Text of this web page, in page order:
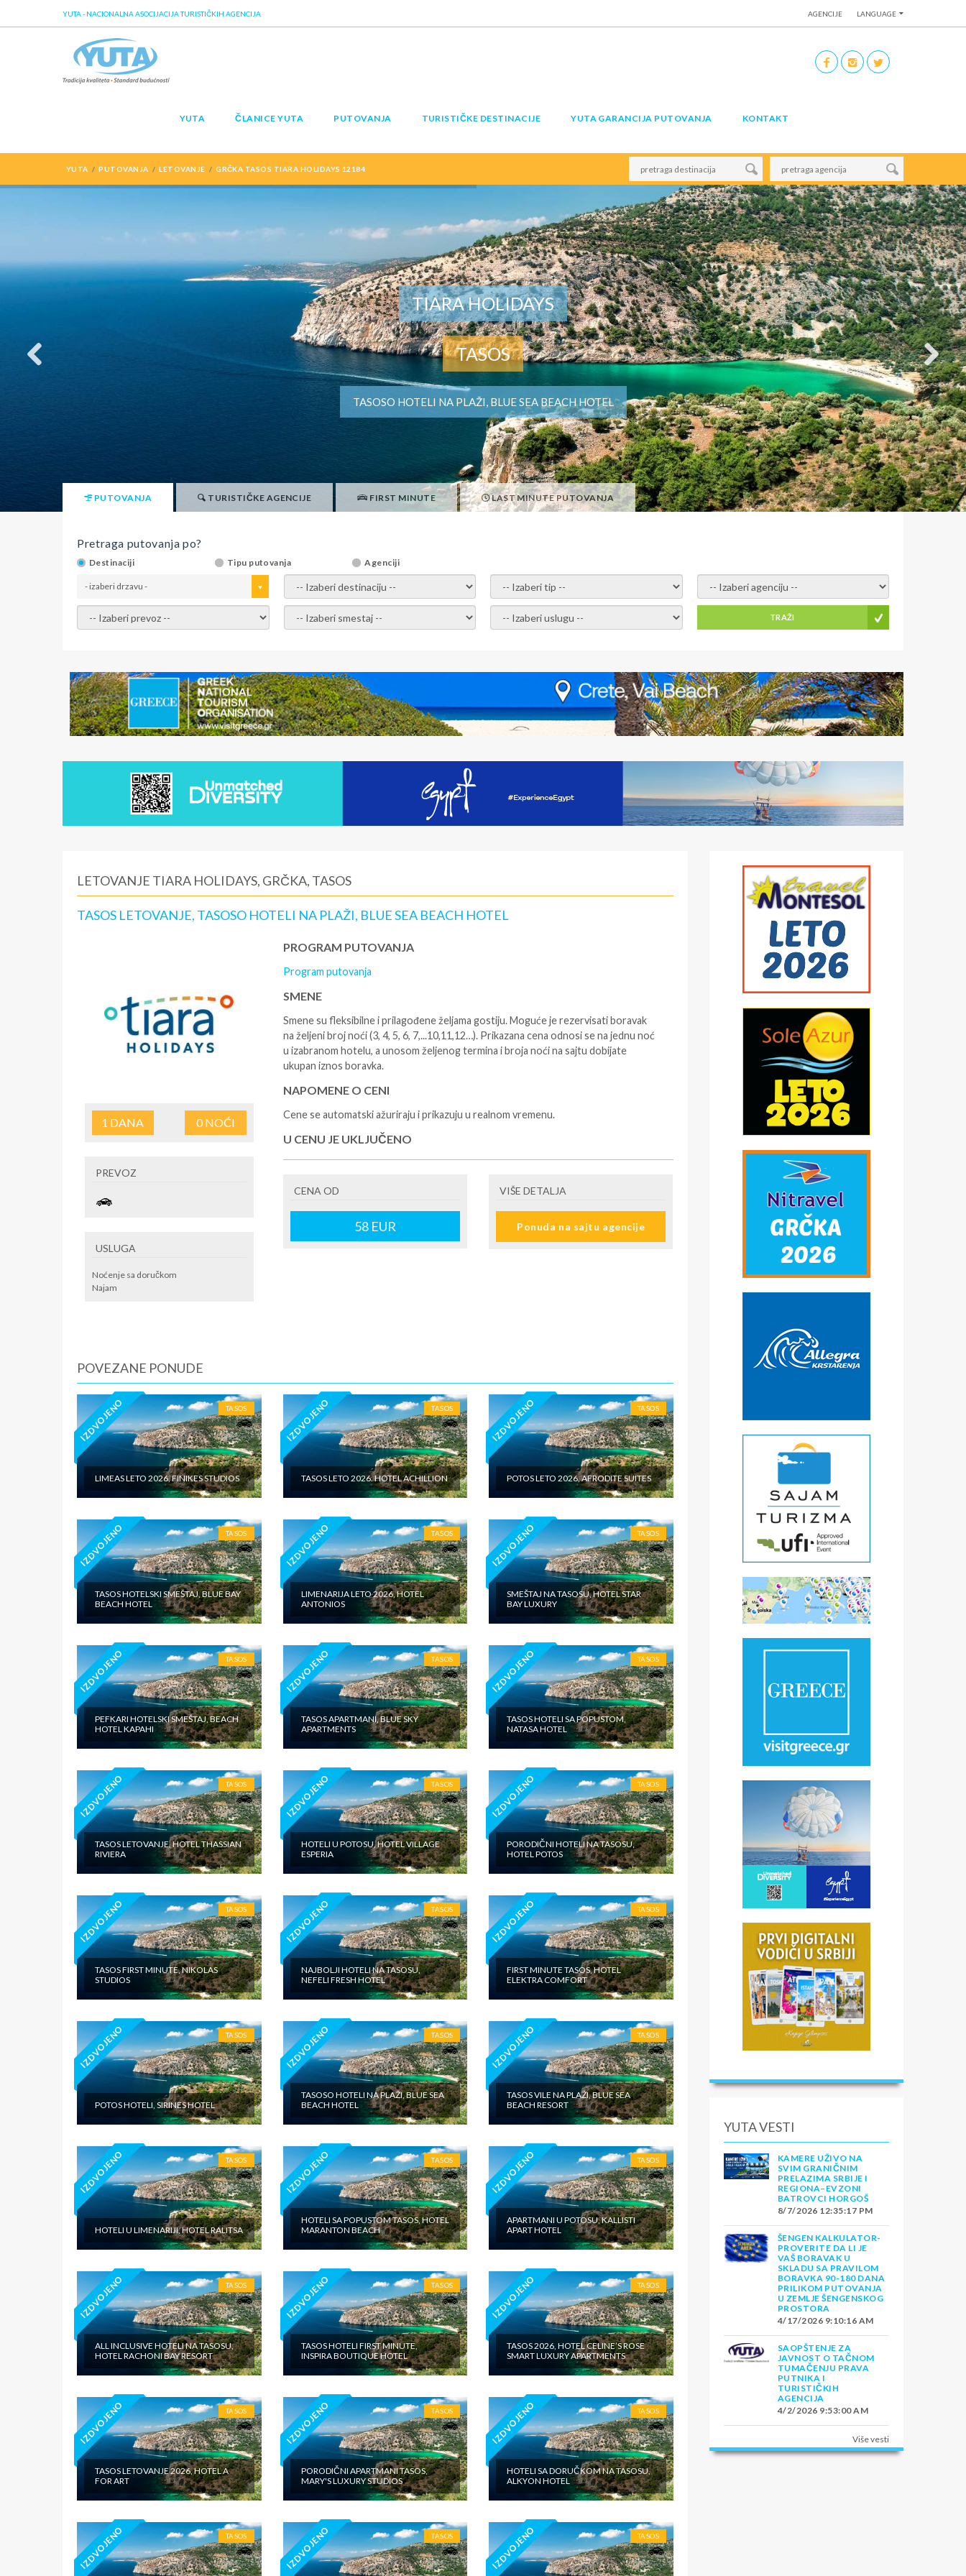
AGENCIJE LANGUAGE
YUTA - NACIONALNA ASOCIJACIJA TURISTIČKIH AGENCIJA
YUTA ČLANICE YUTA PUTOVANJA TURISTIČKE DESTINACIJE YUTA GARANCIJA PUTOVANJA KONTAKT
YUTA PUTOVANJA LETOVANJE GRČKA TASOS TIARA HOLIDAYS 12184
TIARA HOLIDAYS
TASOS
TASOSO HOTELI NA PLAŽI, BLUE SEA BEACH HOTEL
PUTOVANJA TURISTIČKE AGENCIJE FIRST MINUTE LAST MINUTE PUTOVANJA
Pretraga putovanja po?
Destinaciji Tipu putovanja Agenciji
- izaberi drzavu - - izaberi destinaciju - - izaberi tip - - izaberi agenciju -
- izaberi prevoz - - Izaberite smestaj - - Izaberite uslugu - TRAŽI
LETOVANJE TIARA HOLIDAYS, GRČKA, TASOS
TASOS LETOVANJE, TASOSO HOTELI NA PLAŽI, BLUE SEA BEACH HOTEL
1 DANA 0NOĆI
PREVOZ
USLUGA
Noćenje sa doručkom
Najam
PROGRAM PUTOVANJA
Program putovanja
SMENE
Smene su fleksibilne i prilagođene željama gostiju. Moguće je rezervisati boravak
na željeni broj noći (3, 4, 5, 6, 7,...10,11,12…). Prikazana cena odnosi se na jednu noć
u izabranom hotelu, a unosom željenog termina i broja noći na sajtu dobijate
ukupan iznos boravka.
NAPOMENE O CENI
Cene se automatski ažuriraju i prikazuju u realnom vremenu.
U CENU JE UKLJUČENO
- rezervisane i potvrđene usluge u izabranoj smeštajnoj jedinici prema opisu -
putovanja
- boravišne takse (naknada za otpornost na klimatsku krizu) na destinaciji, plaćaju
CENA OD
58EUR
VIŠE DETALJA
Ponuda na sajtu agencije
POVEZANE PONUDE
IZDVOJENO TASOS
LIMEAS LETO 2026, FINIKES STUDIOS
IZDVOJENO TASOS
TASOS LETO 2026. HOTEL ACHILLION
IZDVOJENO TASOS
POTOS LETO 2026, AFRODITE SUITES
IZDVOJENO TASOS
TASOS HOTELSKI SMEŠTAJ, BLUE BAY
BEACH HOTEL
IZDVOJENO TASOS
LIMENARIJA LETO 2026, HOTEL
ANTONIOS
IZDVOJENO TASOS
SMEŠTAJ NA TASOSU, HOTEL STAR
BAY LUXURY
IZDVOJENO TASOS
PEFKARI HOTELSKI SMEŠTAJ, BEACH
HOTEL KAPAHI
IZDVOJENO TASOS
TASOS APARTMANI, BLUE SKY
APARTMENTS
IZDVOJENO TASOS
TASOS HOTELI SA POPUSTOM,
NATASA HOTEL
IZDVOJENO TASOS
TASOS LETOVANJE, HOTEL THASSIAN
RIVIERA
IZDVOJENO TASOS
HOTELI U POTOSU, HOTEL VILLAGE
ESPERIA
IZDVOJENO TASOS
PORODIČNI HOTELI NA TASOSU,
HOTEL POTOS
IZDVOJENO TASOS
TASOS FIRST MINUTE, NIKOLAS
STUDIOS
IZDVOJENO TASOS
NAJBOLJI HOTELI NA TASOSU,
NEFELI FRESH HOTEL
IZDVOJENO TASOS
FIRST MINUTE TASOS, HOTEL
ELEKTRA COMFORT
IZDVOJENO TASOS
POTOS HOTELI, SIRINES HOTEL
IZDVOJENO TASOS
TASOSO HOTELI NA PLAŽI, BLUE SEA
BEACH HOTEL
IZDVOJENO TASOS
TASOS VILE NA PLAŽI, BLUE SEA
BEACH RESORT
IZDVOJENO TASOS
HOTELI U LIMENARIJI, HOTEL RALITSA
IZDVOJENO TASOS
HOTELI SA POPUSTOM TASOS, HOTEL
MARANTON BEACH
IZDVOJENO TASOS
APARTMANI U POTOSU, KALLISTI
APART HOTEL
IZDVOJENO TASOS
ALL INCLUSIVE HOTELI NA TASOSU,
HOTEL RACHONI BAY RESORT
IZDVOJENO TASOS
TASOS HOTELI FIRST MINUTE,
INSPIRA BOUTIQUE HOTEL
IZDVOJENO TASOS
TASOS 2026, HOTEL CELINE’S ROSE
SMART LUXURY APARTMENTS
IZDVOJENO TASOS
TASOS LETOVANJE 2026, HOTEL A
FOR ART
IZDVOJENO TASOS
PORODIČNI APARTMANI TASOS,
MARY'S LUXURY STUDIOS
IZDVOJENO TASOS
HOTELI SA DORUČKOM NA TASOSU,
ALKYON HOTEL
IZDVOJENO TASOS IZDVOJENO TASOS IZDVOJENO TASOS
YUTA VESTI
KAMERE UŽIVO NA
SVIM GRANIČNIM
PRELAZIMA SRBIJE I
REGIONA–EVZONI
BATROVCI HORGOŠ
8/7/2026 12:35:17 PM
ŠENGEN KALKULATOR-
PROVERITE DA LI JE
VAŠ BORAVAK U
SKLADU SA PRAVILOM
BORAVKA 90-180 DANA
PRILIKOM PUTOVANJA
U ZEMLJE ŠENGENSKOG
PROSTORA
4/17/2026 9:10:16 AM
SAOPŠTENJE ZA
JAVNOST O TAČNOM
TUMAČENJU PRAVA
PUTNIKA I
TURISTIČKIH
AGENCIJA
4/2/2026 9:53:00 AM
Više vesti